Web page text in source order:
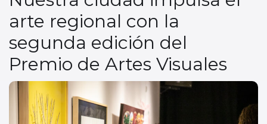
arte regional con la
segunda edición del
Premio de Artes Visuales